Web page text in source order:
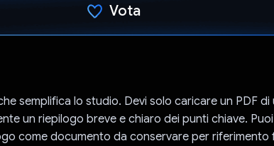
Vota
semplifica lo studio. Devi solo caricare un PDF
un riepilogo breve e chiaro dei punti chiave.
come documento da conservare per riferimento